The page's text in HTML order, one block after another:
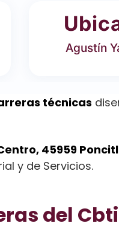
Agustín
técnicas
45959
y de Servicios.
del